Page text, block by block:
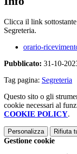
Clicca il link
Segreteria.
orario-
Pubblicato: 31-10-
Tag pagina: Segreteria
Questo sito o gli
cookie necessari al
COOKIE POLICY.
Personalizza Rifiuta
Gestione cookie